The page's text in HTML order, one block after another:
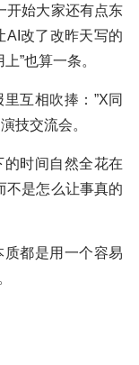
开始大家还有点东
改了改昨天写的
”也算一条。
互相吹捧：”X同
技交流会。
时间自然全花在
不是怎么让事真的
都是用一个容易